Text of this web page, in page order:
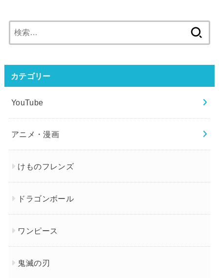
索:
カテゴリー
YouTube
アニメ・漫画
けものフレンズ
ドラゴンボール
ワンピース
鬼滅の刃